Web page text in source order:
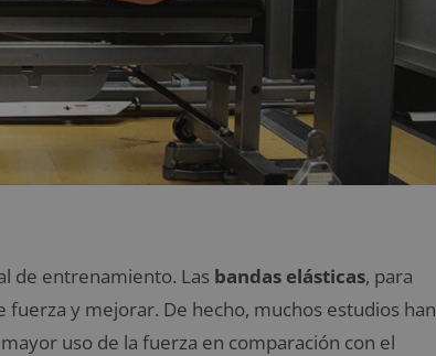
de entrenamiento. Las bandas elásticas, para
y mejorar. De hecho, muchos estudios han
uso de la fuerza en comparación con el